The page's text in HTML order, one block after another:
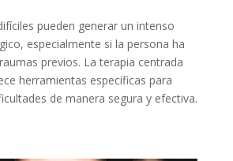
pueden generar un intenso
especialmente si la persona ha
previos. La terapia centrada
herramientas específicas para
de manera segura y efectiva.